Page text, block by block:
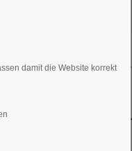
POST
damit die Website korrekt